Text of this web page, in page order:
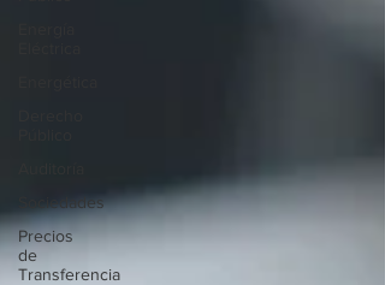
Sociedades
Precios
de
Transferencia